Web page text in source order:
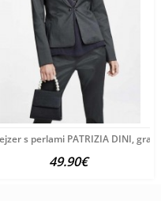
s perlami PATRIZIA DINI,
49.90€